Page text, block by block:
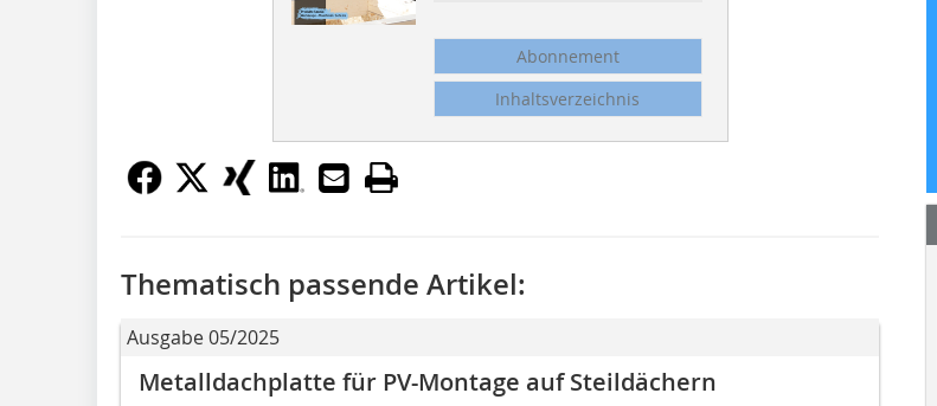
Abonnement
Inhaltsverzeichnis
Thematisch passende Artikel:
Ausgabe 05/2025
Metalldachplatte für PV-Montage auf Steildächern